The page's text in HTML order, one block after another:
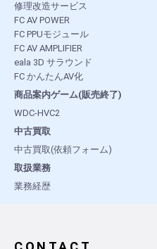
修理改造サービス
FC AV POWER
FC PPUモジュール
FC AV AMPLIFIER
eala 3D サラウンド
FC かんたんAV化
商品案内ゲーム(販売終了)
WDC-HVC2
中古買取
中古買取(依頼フォーム)
取扱業務
業務経歴